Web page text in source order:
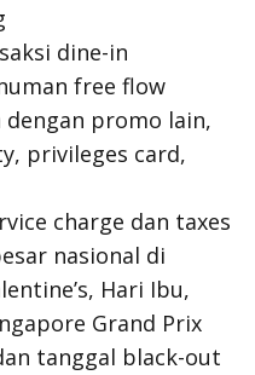
dine-in
free flow
promo lain,
privileges card,
charge dan taxes
nasional di
Hari Ibu,
Grand Prix
tanggal black-out